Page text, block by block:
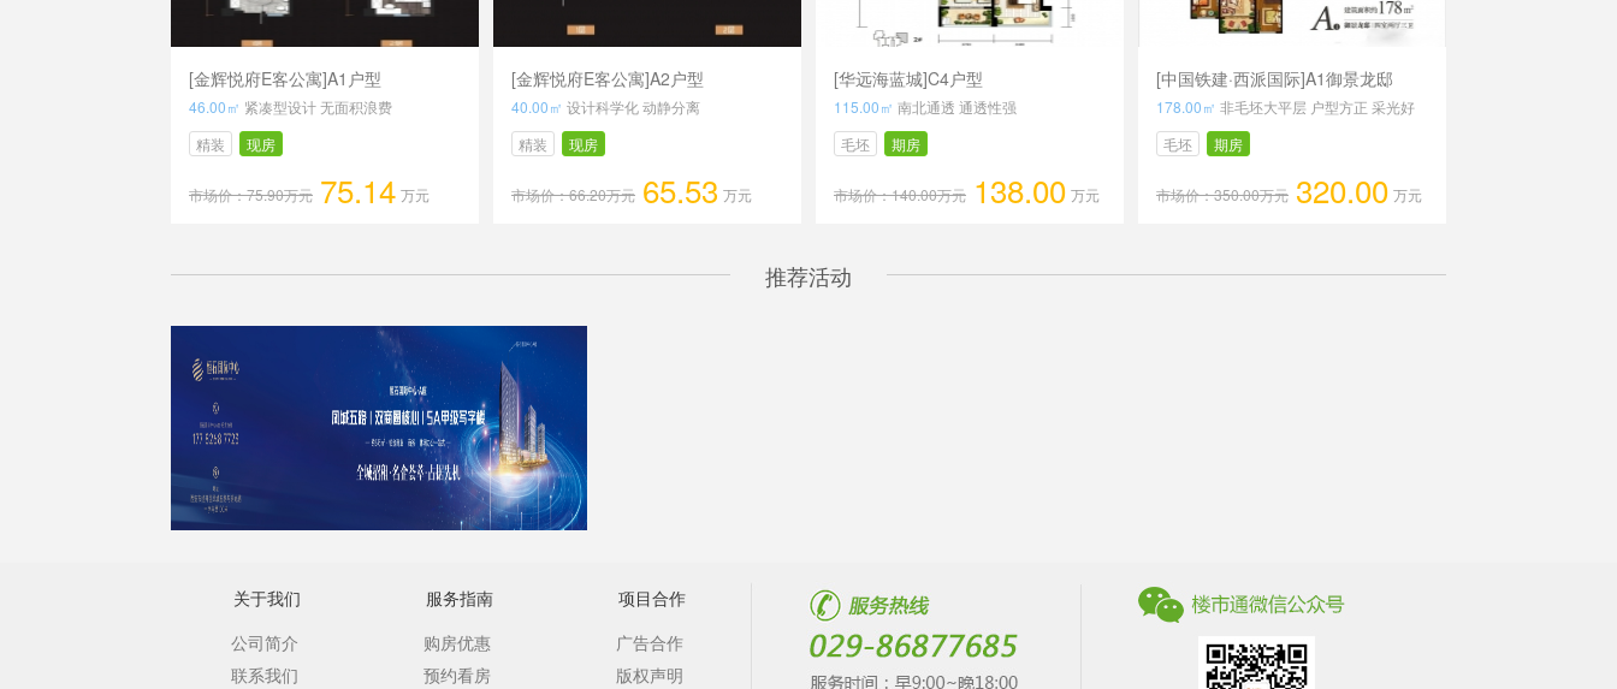
[金辉悦府E客公寓]A1户型
46.00㎡ 紧凑型设计 无面积浪费
精装
现房
市场价：75.90万元 75.14 万元
[金辉悦府E客公寓]A2户型
40.00㎡ 设计科学化 动静分离
精装
现房
市场价：66.20万元 65.53 万元
[华远海蓝城]C4户型
115.00㎡ 南北通透 通透性强
毛坯
期房
市场价：140.00万元 138.00 万元
[中国铁建·西派国际]A1御景龙邸
178.00㎡ 非毛坯大平层 户型方正 采光好
毛坯
期房
市场价：350.00万元 320.00 万元
推荐活动
关于我们
公司简介
联系我们
服务指南
购房优惠
预约看房
项目合作
广告合作
版权声明